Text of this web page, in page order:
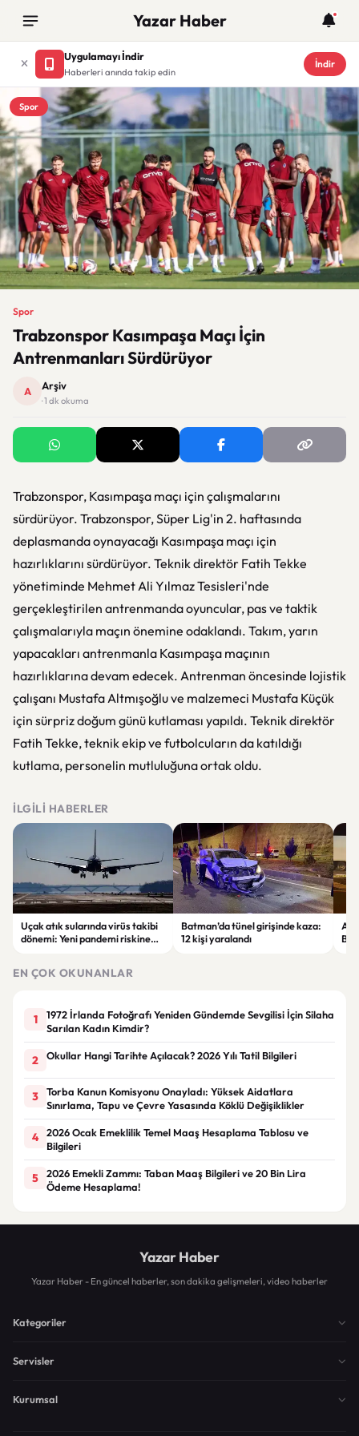
Yazar Haber
Uygulamayı İndir
Haberleri anında takip edin
İndir
Spor
Spor
Trabzonspor Kasımpaşa Maçı İçin
Antrenmanları Sürdürüyor
A Arşiv
· 1 dk okuma
Trabzonspor, Kasımpaşa maçı için çalışmalarını
sürdürüyor. Trabzonspor, Süper Lig'in 2. haftasında
deplasmanda oynayacağı Kasımpaşa maçı için
hazırlıklarını sürdürüyor. Teknik direktör Fatih Tekke
yönetiminde Mehmet Ali Yılmaz Tesisleri'nde
gerçekleştirilen antrenmanda oyuncular, pas ve taktik
çalışmalarıyla maçın önemine odaklandı. Takım, yarın
yapacakları antrenmanla Kasımpaşa maçının
hazırlıklarına devam edecek. Antrenman öncesinde lojistik
çalışanı Mustafa Altmışoğlu ve malzemeci Mustafa Küçük
için sürpriz doğum günü kutlaması yapıldı. Teknik direktör
Fatih Tekke, teknik ekip ve futbolcuların da katıldığı
kutlama, personelin mutluluğuna ortak oldu.
İLGILI HABERLER
Uçak atık sularında virüs takibi
dönemi: Yeni pandemi riskine
Batman’da tünel girişinde kaza:
12 kişi yaralandı
EN ÇOK OKUNANLAR
1
1972 İrlanda Fotoğrafı Yeniden Gündemde Sevgilisi İçin Silaha
Sarılan Kadın Kimdir?
2 Okullar Hangi Tarihte Açılacak? 2026 Yılı Tatil Bilgileri
3
Torba Kanun Komisyonu Onayladı: Yüksek Aidatlara
Sınırlama, Tapu ve Çevre Yasasında Köklü Değişiklikler
4
2026 Ocak Emeklilik Temel Maaş Hesaplama Tablosu ve
Bilgileri
5
2026 Emekli Zammı: Taban Maaş Bilgileri ve 20 Bin Lira
Ödeme Hesaplama!
Yazar Haber
Yazar Haber - En güncel haberler, son dakika gelişmeleri, video haberler
Kategoriler
Servisler
Kurumsal